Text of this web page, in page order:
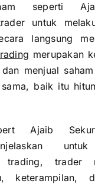
seperti
untuk
langsung
merupakan
menjual
baik itu
Ajaib
untuk
trader
keterampilan,